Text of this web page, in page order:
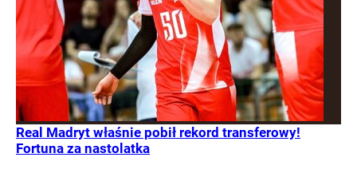
Real Madryt właśnie pobił rekord transferowy!
Fortuna za nastolatka